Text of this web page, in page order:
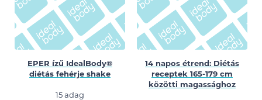
EPER ízű IdealBody®
diétás fehérje shake
15 adag
14 napos étrend: Diétás
receptek 165-179 cm
közötti magassághoz